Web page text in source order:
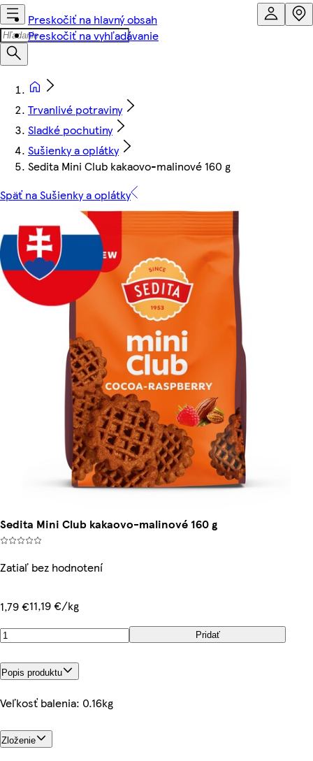
Preskočiť na hlavný obsah
Preskočiť na vyhľadávanie
Trvanlivé potraviny
Sladké pochutiny
Sušienky a oplátky
Sedita Mini Club kakaovo-malinové 160 g
Späť na Sušienky a oplátky
Sedita Mini Club kakaovo-malinové 160 g
Zatiaľ bez hodnotení
1,79 €11,19 €/kg
Pridať
Popis produktu
Veľkosť balenia: 0.16kg
Zloženie